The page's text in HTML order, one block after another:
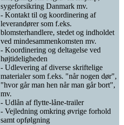
sygeforsikring Danmark mv.
- Kontakt til og koordinering af
leverandører som f.eks.
blomsterhandlere, stedet og indholdet
ved mindesammenkomsten mv.
- Koordinering og deltagelse ved
højtideligheden
- Udlevering af diverse skriftelige
materialer som f.eks. "når nogen dør",
"hvor går man hen når man går bort",
mv.
- Udlån af flytte-låne-trailer
- Vejledning omkring øvrige forhold
samt opfølgning